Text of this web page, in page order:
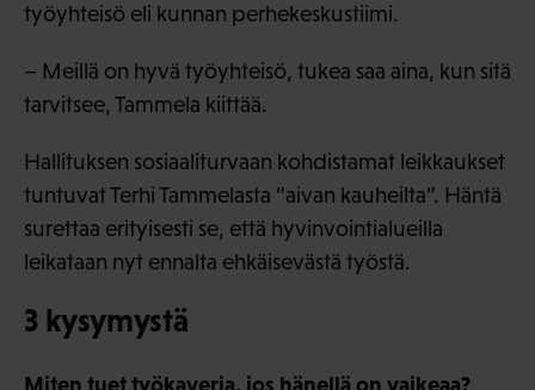
työyhteisö eli kunnan perhekeskustiimi.
– Meillä on hyvä työyhteisö, tukea saa aina, kun sitä
tarvitsee, Tammela kiittää.
Hallituksen sosiaaliturvaan kohdistamat leikkaukset
tuntuvat Terhi Tammelasta ”aivan kauheilta”. Häntä
surettaa erityisesti se, että hyvinvointialueilla
leikataan nyt ennalta ehkäisevästä työstä.
3 kysymystä
Miten tuet työkaveria, jos hänellä on vaikeaa?